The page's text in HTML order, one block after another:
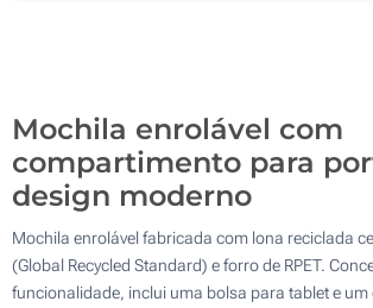
Mochila enrolável com
compartimento para
design moderno
Mochila enrolável fabricada com lona reciclada
(Global Recycled Standard) e forro de RPET.
funcionalidade, inclui uma bolsa para tablet e